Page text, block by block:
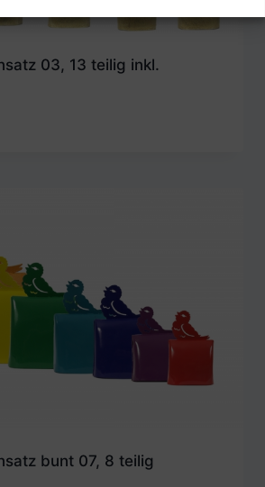
03, 13 teilig inkl.
bunt 07, 8 teilig